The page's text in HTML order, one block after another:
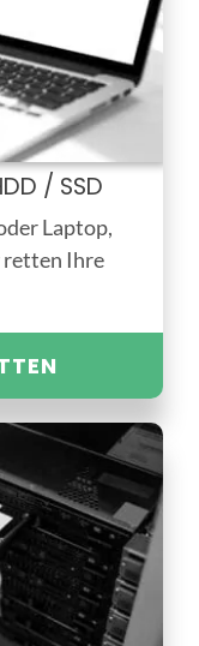
/ SSD
Laptop,
Ihre